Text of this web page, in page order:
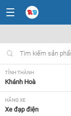
TỈNH THÀNH
Khánh Hoà
HÃNG XE
Xe đạp điện